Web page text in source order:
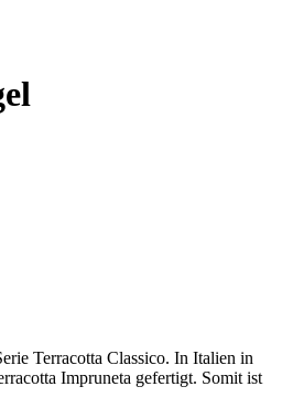
Terracotta Classico. In Italien in
Impruneta gefertigt. Somit ist